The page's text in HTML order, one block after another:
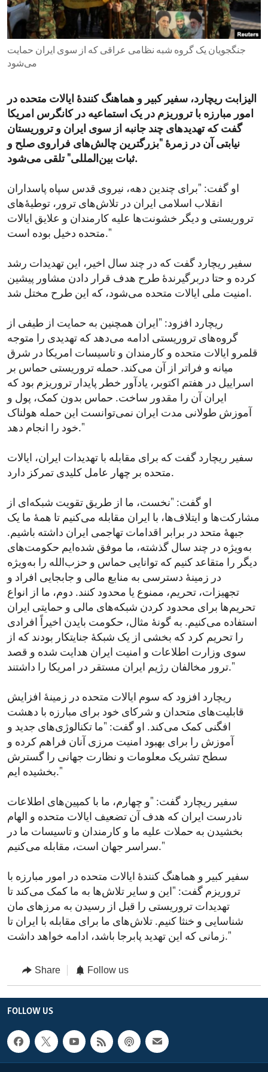
ENVIRONMENT AND HEALTH
IDEALS AND INSTITUTIONS
جنگجویان یک گروه شبه نظامی عراقی که از سوی ایران حمایت
می‌شود
الیزابت ریچارد، سفیر کبیر و هماهنگ‌ کنندۀ ایالات متحده در
امور مبارزه با تروریزم در یک استماعیه در کانگرس امریکا
گفت که تهدیدهای چند جانبه از سوی ایران و تروریستان
نیابتی آن در زمرۀ "بزرگترین چالش‌های فراروی صلح و
ثبات بین‌المللی" تلقی می‌شود.
او گفت: "برای چندین دهه، نیروی قدس سپاه پاسداران
انقلاب اسلامی ایران در تلاش‌های ترور، توطیۀ‌های
تروریستی و دیگر خشونت‌ها علیه کارمندان و علایق ایالات
متحده دخیل بوده است."
سفیر ریچارد گفت که در چند سال اخیر، این تهدیدات رشد
کرده و حتا دربرگیرندۀ طرح هدف قرار دادن مشاور پیشین
امنیت ملی ایالات متحده می‌شود، که این طرح مختل شد.
ریچارد افزود: "ایران همچنین به حمایت از طیفی از
گروه‌های تروریستی ادامه می‌دهد که تهدیدی را متوجه
قلمرو ایالات متحده و کارمندان و تاسیسات امریکا در شرق
میانه و فراتر از آن می‌کند. حمله تروریستی حماس بر
اسراییل در هفتم اکتوبر، یادآور خطر پایدار تروریزم بود که
ایران آن را مقدور ساخت. حماس بدون کمک، پول و
آموزش طولانی مدت ایران نمی‌توانست این حمله هولناک
خود را انجام دهد."
سفیر ریچارد گفت که برای مقابله با تهدیدات ایران، ایالات
متحده بر چهار عامل کلیدی تمرکز دارد.
او گفت: "نخست، ما از طریق تقویت شبکه‌ای از
مشارکت‌ها و ایتلاف‌ها، با ایران مقابله می‌کنیم تا همۀ ما یک
جبهۀ متحد در برابر اقدامات تهاجمی ایران داشته باشیم.
به‌ویژه در چند سال گذشته، ما موفق شده‌ایم حکومت‌های
دیگر را متقاعد کنیم که توانایی حماس و حزب‌الله را به‌ویژه
در زمینۀ دسترسی به منابع مالی و جابجایی افراد و
تجهیزات، تحریم، ممنوع یا محدود کنند. دوم، ما از انواع
تحریم‌ها برای محدود کردن شبکه‌های مالی و حمایتی ایران
استفاده می‌کنیم. به گونۀ مثال، حکومت بایدن اخیراً افرادی
را تحریم کرد که بخشی از یک شبکۀ جنایتکار بودند که از
سوی وزارت اطلاعات و امنیت ایران هدایت شده و قصد
ترور مخالفان رژیم ایران مستقر در امریکا را داشتند."
ریچارد افزود که سوم ایالات متحده در زمینۀ افزایش
قابلیت‌های متحدان و شرکای خود برای مبارزه با دهشت
افگنی کمک می‌کند. او گفت: "ما تکنالوژی‌های جدید و
آموزش را برای بهبود امنیت مرزی آنان فراهم کرده و
سطح تشریک معلومات و نظارت جهانی را گسترش
بخشیده ایم."
سفیر ریچارد گفت: "و چهارم، ما با کمپین‌های اطلاعات
نادرست ایران که هدف آن تضعیف ایالات متحده و الهام
بخشیدن به حملات علیه ما و کارمندان و تاسیسات ما در
سراسر جهان است، مقابله می‌کنیم."
سفیر کبیر و هماهنگ‌ کنندۀ ایالات متحده در امور مبارزه با
تروریزم گفت: "این و سایر تلاش‌ها به ما کمک می‌کند تا
تهدیدات تروریستی را قبل از رسیدن به مرزهای مان
شناسایی و خنثا کنیم. تلاش‌های ما برای مقابله با ایران تا
زمانی که این تهدید پابرجا باشد، ادامه خواهد داشت."
Share Follow us
FOLLOW US